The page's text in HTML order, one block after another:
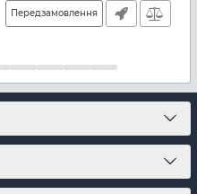
Передзамовлення